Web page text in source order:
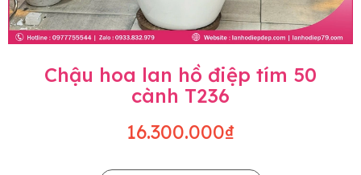
Chậu hoa lan hồ điệp tím 50
cành T236
16.300.000₫